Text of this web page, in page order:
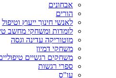
אבחונים
הורים
לאנשי חינוך ייעוץ וטיפול
לומדות ומשחקי מחשב
מוטוריקה עדינה וגסה
משחקי דמיון
משחקים רגשיים
ספרי רגשות
עו"ס